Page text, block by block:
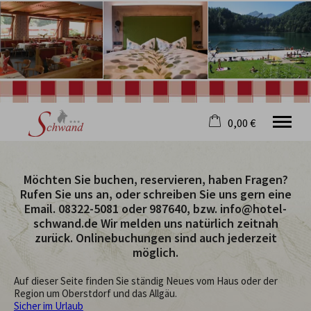
2 Erwachsene
Willkommen
Hotel
Wellness
Oberstdorf
0,00 €
Möchten Sie buchen, reservieren, haben Fragen?
Rufen Sie uns an, oder schreiben Sie uns gern eine
Email. 08322-5081 oder 987640, bzw. info@hotel-
schwand.de Wir melden uns natürlich zeitnah
zurück. Onlinebuchungen sind auch jederzeit
möglich.
Auf dieser Seite finden Sie ständig Neues vom Haus oder der
Region um Oberstdorf und das Allgäu.
Sicher im Urlaub